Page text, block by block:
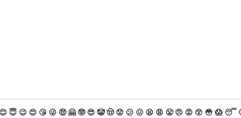
😊 😇 😉 😍 😘 😜 🤑 🤗 🤓 😎 🤡🤠 😟 😕 😖 😫 😩 😤 😠 😡 😲 😳 😱 😴